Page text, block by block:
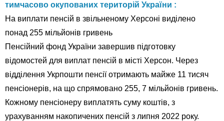
тимчасово окупованих територій України :
На виплати пенсій в звільненому Херсоні виділено
понад 255 мільйонів гривень
Пенсійний фонд України завершив підготовку
відомостей для виплат пенсій в місті Херсон. Через
відділення Укрпошти пенсії отримають майже 11 тисяч
пенсіонерів, на що спрямовано 255, 7 мільйонів гривень.
Кожному пенсіонеру виплатять суму коштів, з
урахуванням накопичених пенсій з липня 2022 року.